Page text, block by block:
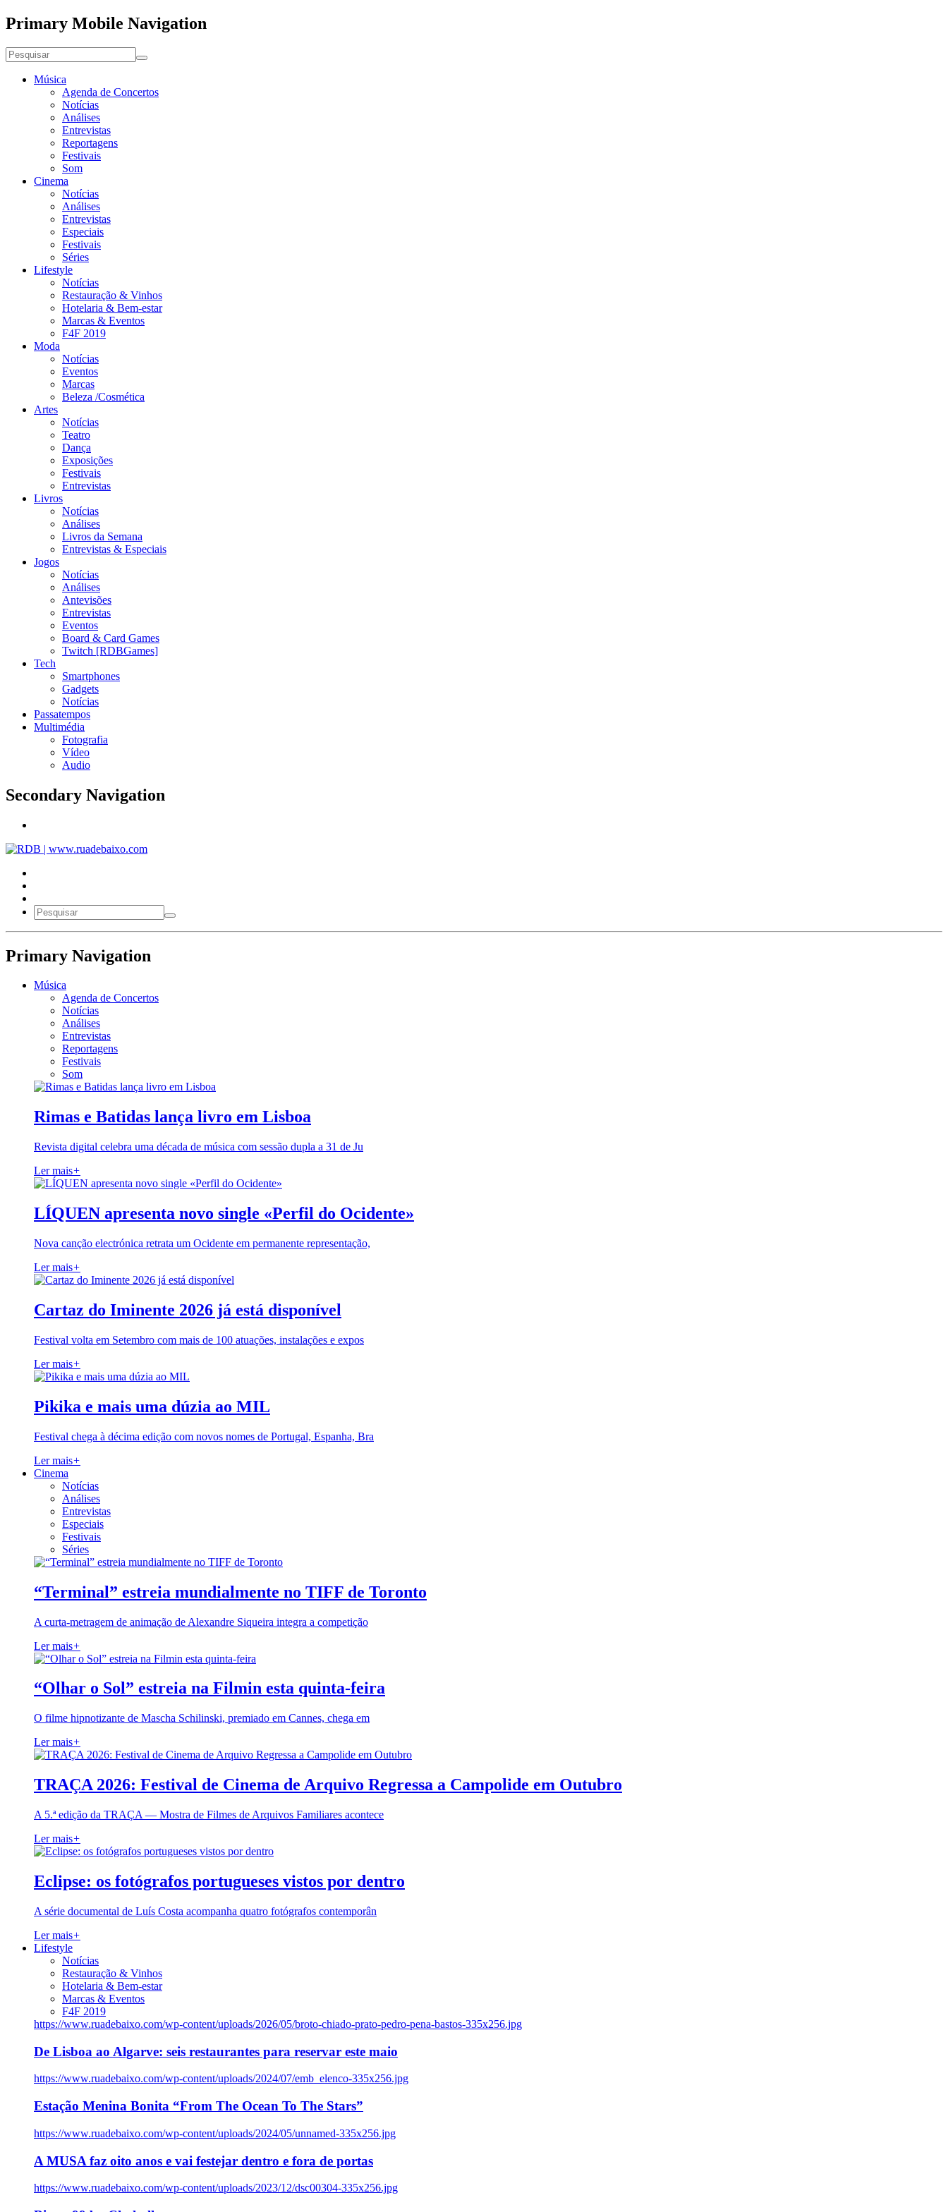
Primary Mobile Navigation
Música
Agenda de Concertos
Notícias
Análises
Entrevistas
Reportagens
Festivais
Som
Cinema
Notícias
Análises
Entrevistas
Especiais
Festivais
Séries
Lifestyle
Notícias
Restauração & Vinhos
Hotelaria & Bem-estar
Marcas & Eventos
F4F 2019
Moda
Notícias
Eventos
Marcas
Beleza /Cosmética
Artes
Notícias
Teatro
Dança
Exposições
Festivais
Entrevistas
Livros
Notícias
Análises
Livros da Semana
Entrevistas & Especiais
Jogos
Notícias
Análises
Antevisões
Entrevistas
Eventos
Board & Card Games
Twitch [RDBGames]
Tech
Smartphones
Gadgets
Notícias
Passatempos
Multimédia
Fotografia
Vídeo
Audio
Secondary Navigation
Primary Navigation
Música
Agenda de Concertos
Notícias
Análises
Entrevistas
Reportagens
Festivais
Som
Rimas e Batidas lança livro em Lisboa
Revista digital celebra uma década de música com sessão dupla a 31 de Ju
Ler mais+
LÍQUEN apresenta novo single «Perfil do Ocidente»
Nova canção electrónica retrata um Ocidente em permanente representação,
Ler mais+
Cartaz do Iminente 2026 já está disponível
Festival volta em Setembro com mais de 100 atuações, instalações e expos
Ler mais+
Pikika e mais uma dúzia ao MIL
Festival chega à décima edição com novos nomes de Portugal, Espanha, Bra
Ler mais+
Cinema
Notícias
Análises
Entrevistas
Especiais
Festivais
Séries
“Terminal” estreia mundialmente no TIFF de Toronto
A curta-metragem de animação de Alexandre Siqueira integra a competição
Ler mais+
“Olhar o Sol” estreia na Filmin esta quinta-feira
O filme hipnotizante de Mascha Schilinski, premiado em Cannes, chega em
Ler mais+
TRAÇA 2026: Festival de Cinema de Arquivo Regressa a Campolide em Outubro
A 5.ª edição da TRAÇA — Mostra de Filmes de Arquivos Familiares acontece
Ler mais+
Eclipse: os fotógrafos portugueses vistos por dentro
A série documental de Luís Costa acompanha quatro fotógrafos contemporân
Ler mais+
Lifestyle
Notícias
Restauração & Vinhos
Hotelaria & Bem-estar
Marcas & Eventos
F4F 2019
https://www.ruadebaixo.com/wp-content/uploads/2026/05/broto-chiado-prato-pedro-pena-bastos-335x256.jpg
De Lisboa ao Algarve: seis restaurantes para reservar este maio
https://www.ruadebaixo.com/wp-content/uploads/2024/07/emb_elenco-335x256.jpg
Estação Menina Bonita “From The Ocean To The Stars”
https://www.ruadebaixo.com/wp-content/uploads/2024/05/unnamed-335x256.jpg
A MUSA faz oito anos e vai festejar dentro e fora de portas
https://www.ruadebaixo.com/wp-content/uploads/2023/12/dsc00304-335x256.jpg